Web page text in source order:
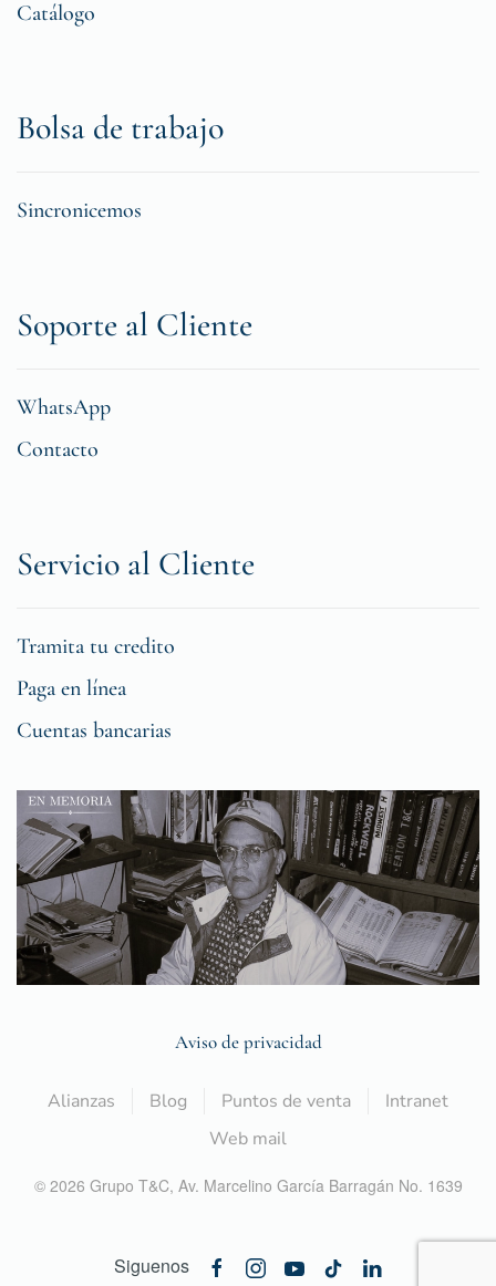
Catálogo
Bolsa de trabajo
Sincronicemos
Soporte al Cliente
WhatsApp
Contacto
Servicio al Cliente
Tramita tu credito
Paga en línea
Cuentas bancarias
Aviso de privacidad
Alianzas Blog Puntos de venta
Intranet
Web mail
© 2026 Grupo T&C, Av. Marcelino García Barragán No. 1639
Siguenos